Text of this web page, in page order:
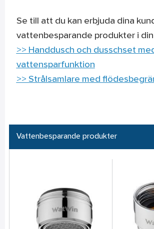
Se till att du kan erbjuda dina
vattenbesparande produkter i din
>> Handdusch och dusschset
vattensparfunktion
>> Strålsamlare med
Vattenbesparande produkter